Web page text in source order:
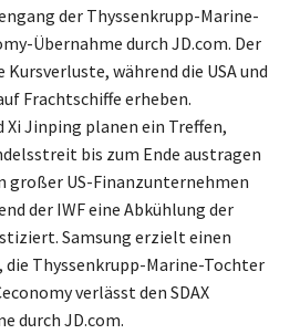
der Thyssenkrupp-Marine-
Übernahme durch JD.com. Der
während die USA und
Frachtschiffe erheben.
Xi Jinping planen ein Treffen,
bis zum Ende austragen
großer US-Finanzunternehmen
der IWF eine Abkühlung der
Samsung erzielt einen
Thyssenkrupp-Marine-Tochter
verlässt den SDAX
durch JD.com.